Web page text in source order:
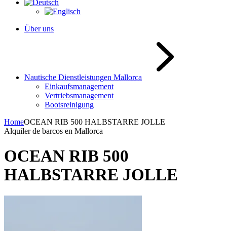
Über uns
Nautische Dienstleistungen Mallorca
Einkaufsmanagement
Vertriebsmanagement
Bootsreinigung
HomeOCEAN RIB 500 HALBSTARRE JOLLE
Alquiler de barcos en Mallorca
OCEAN RIB 500
HALBSTARRE JOLLE